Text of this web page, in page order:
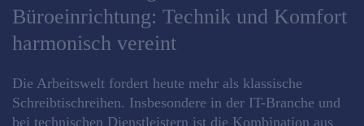
Büroeinrichtung: Technik und Komfort
harmonisch vereint
Die Arbeitswelt fordert heute mehr als klassische
Schreibtischreihen. Insbesondere in der IT-Branche und
bei technischen Dienstleistern ist die Kombination aus